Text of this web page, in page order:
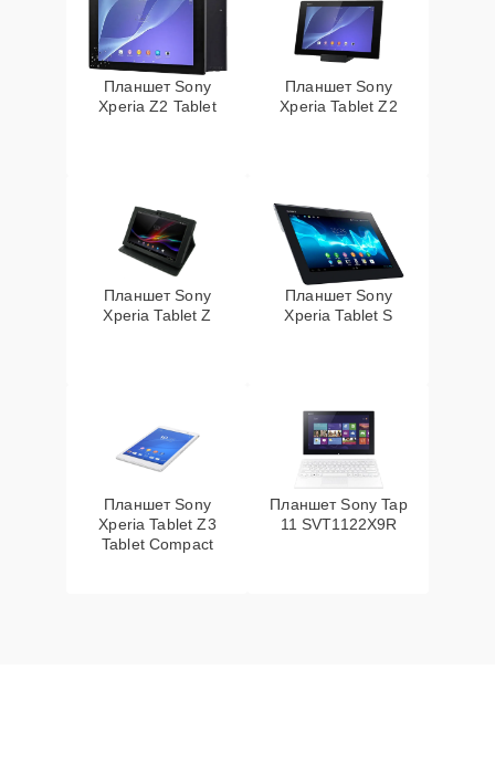
Планшет Sony
Xperia Z2 Tablet
Планшет Sony
Xperia Tablet Z2
Планшет Sony
Xperia Tablet Z
Планшет Sony
Xperia Tablet S
Планшет Sony
Xperia Tablet Z3
Tablet Compact
Планшет Sony Tap
11 SVT1122X9R